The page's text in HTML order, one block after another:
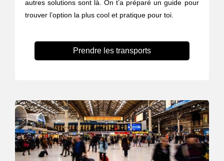
autres solutions sont là. On t’a préparé un guide pour
trouver l’option la plus cool et pratique pour toi.
Prendre les transports